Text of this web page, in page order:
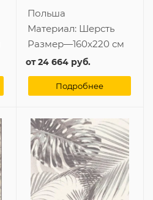
Польша
Материал: Шерсть
Размер—160x220 см
от24 664 руб.
Подробнее